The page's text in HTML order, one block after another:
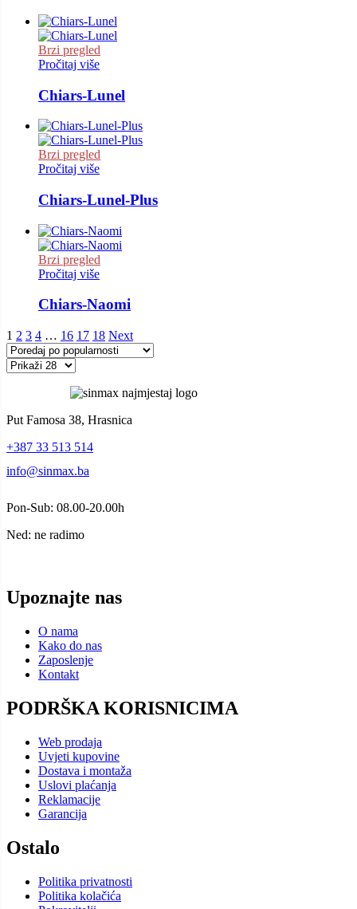
Brzi pregled
Pročitaj više
Chiars-Lunel
Brzi pregled
Pročitaj više
Chiars-Lunel-Plus
Brzi pregled
Pročitaj više
Chiars-Naomi
1 2 3 4 … 16 17 18 Next
Put Famosa 38, Hrasnica
+387 33 513 514
info@sinmax.ba
Pon-Sub: 08.00-20.00h
Ned: ne radimo
Upoznajte nas
O nama
Kako do nas
Zaposlenje
Kontakt
PODRŠKA KORISNICIMA
Web prodaja
Uvjeti kupovine
Dostava i montaža
Uslovi plaćanja
Reklamacije
Garancija
Ostalo
Politika privatnosti
Politika kolačića